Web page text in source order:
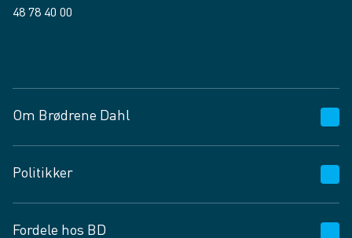
48 78 40 00
Om Brødrene Dahl
Vagttelefon 30 10 89 89
Spørgsmål og svar
Job og karriere
Politikker
Fordele hos BD